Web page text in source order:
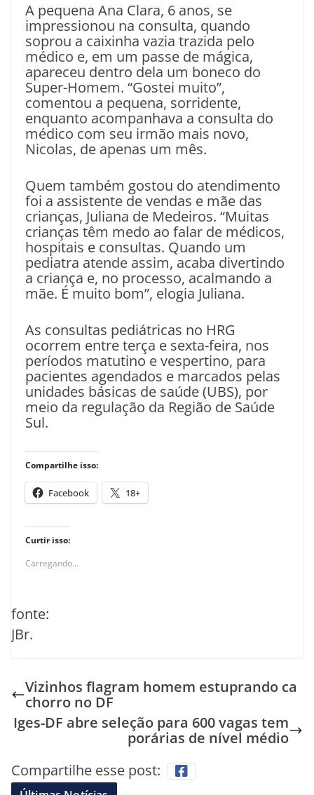
A pequena Ana Clara, 6 anos, se
impressionou na consulta, quando
soprou a caixinha vazia trazida pelo
médico e, em um passe de mágica,
apareceu dentro dela um boneco do
Super-Homem. “Gostei muito”,
comentou a pequena, sorridente,
enquanto acompanhava a consulta do
médico com seu irmão mais novo,
Nicolas, de apenas um mês.
Quem também gostou do atendimento
foi a assistente de vendas e mãe das
crianças, Juliana de Medeiros. “Muitas
crianças têm medo ao falar de médicos,
hospitais e consultas. Quando um
pediatra atende assim, acaba divertindo
a criança e, no processo, acalmando a
mãe. É muito bom”, elogia Juliana.
As consultas pediátricas no HRG
ocorrem entre terça e sexta-feira, nos
períodos matutino e vespertino, para
pacientes agendados e marcados pelas
unidades básicas de saúde (UBS), por
meio da regulação da Região de Saúde
Sul.
Compartilhe isso:
Facebook 18+
Curtir isso:
Carregando...
fonte:
JBr.
Vizinhos flagram homem estuprando ca
chorro no DF
Iges-DF abre seleção para 600 vagas tem
porárias de nível médio
Compartilhe esse post: